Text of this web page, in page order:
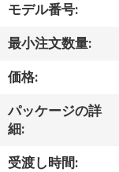
私
に
つ
い
モデル番号:
最小注文数量:
価格:
パッケージの詳
細:
受渡し時間: